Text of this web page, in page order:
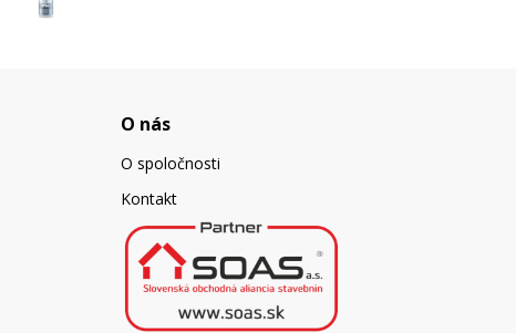
O nás
O spoločnosti
Kontakt